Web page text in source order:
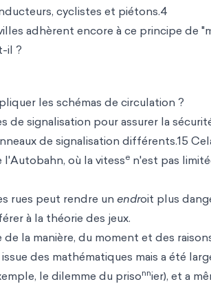
cyclistes et piétons.4
adhèrent encore à ce principe de
il ?
les schémas de circulation ?
de signalisation pour assurer la
de signalisation différents.15
l'Autobahn, où la vitesse n'est pas
rues peut rendre un endroit plus
à la théorie des jeux.
la manière, du moment et des
des mathématiques mais a été
le dilemme du prisonnier), et a